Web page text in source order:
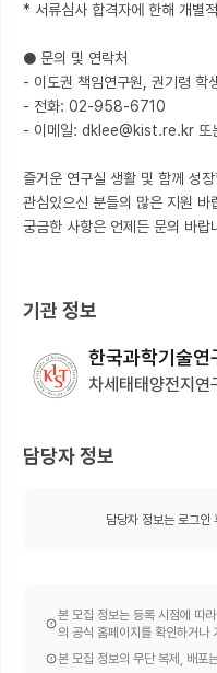
* 서류심사 합격자에 한해 개별
● 문의 및 연락처
- 이도권 책임연구원, 권기령 학
- 전화: 02-958-6710
- 이메일: dklee@kist.re.kr
즐거운 연구실 생활 및 함께 성
관심있으신 분들의 많은 지원 바
궁금한 사항은 언제든 문의 바랍
기관 정보
한국과학기술연
차세태태양전지연
담당자 정보
담당자 정보는 로그인
본 모집 정보는 등록 시점에 따
의 공식 홈페이지를 확인하거나
본 모집 정보의 무단 복제, 배포